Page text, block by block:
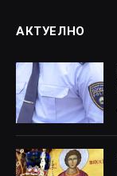
АКТУЕЛНО